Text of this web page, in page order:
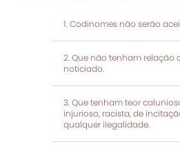
Codinomes não serão
Que não tenham relação
noticiado.
Que tenham teor
injurioso, racista, de
qualquer ilegalidade.